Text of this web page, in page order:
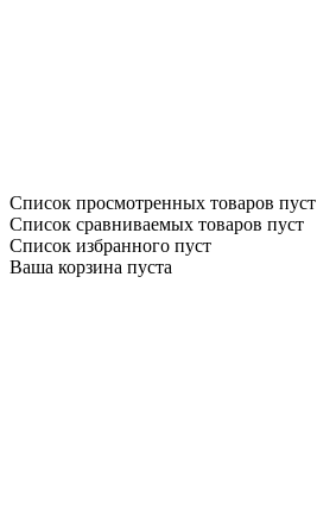
Список просмотренных товаров пуст
Список сравниваемых товаров пуст
Список избранного пуст
Ваша корзина пуста